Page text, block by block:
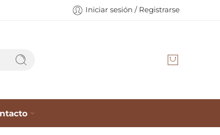
Iniciar sesión / Registrarse